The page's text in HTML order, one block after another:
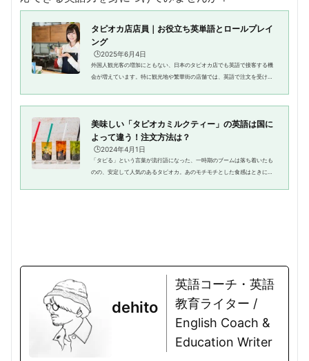
タピオカ店店員｜お役立ち英単語とロールプレイ
ング
🕒️2025年6月4日
外国人観光客の増加にともない、日本のタピオカ店でも英語で接客する機
会が増えています。特に観光地や繁華街の店舗では、英語で注文を受けた
美味しい「タピオカミルクティー」の英語は国に
よって違う！注文方法は？
🕒️2024年4月1日
「タピる」という言葉が流行語になった、一時期のブームは落ち着いたも
のの、安定して人気のあるタピオカ。あのモチモチとした食感はときに無
dehito
英語コーチ・英語
教育ライター /
English Coach &
Education Writer